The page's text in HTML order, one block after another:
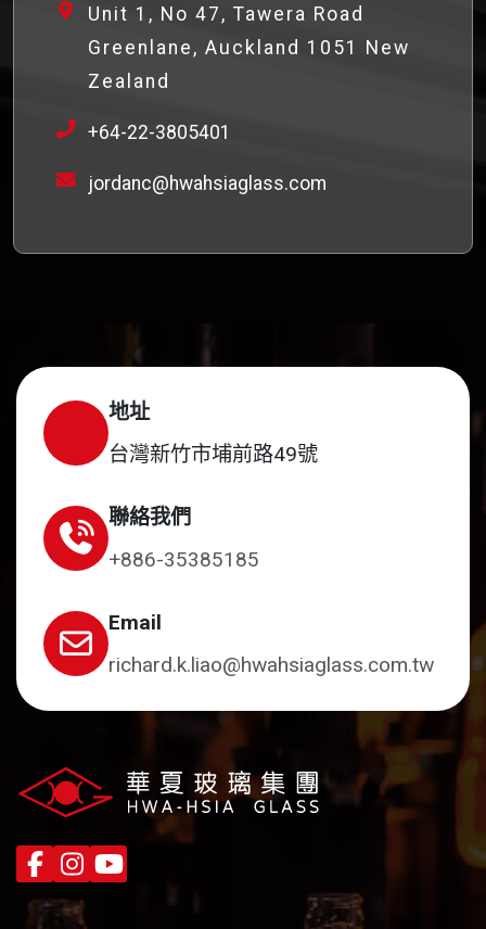
Unit 1, No 47, Tawera Road
Greenlane, Auckland 1051 New
Zealand
+64-22-3805401
jordanc@hwahsiaglass.com
地址
台灣新竹市埔前路49號
聯絡我們
+886-35385185
Email
richard.k.liao@hwahsiaglass.com.tw